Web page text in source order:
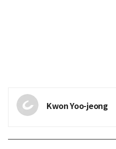
Kwon Yoo-jeong